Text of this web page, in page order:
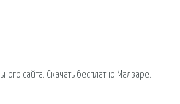
сайта. Скачать бесплатно Малваре.